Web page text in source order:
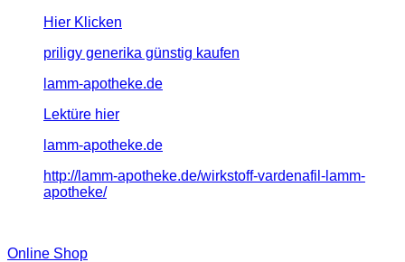
Hier Klicken
priligy generika günstig kaufen
lamm-apotheke.de
Lektüre hier
lamm-apotheke.de
http://lamm-apotheke.de/wirkstoff-vardenafil-lamm-
apotheke/
Online Shop